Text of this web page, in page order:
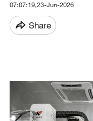
07:07:19,23-Jun-2026
Share